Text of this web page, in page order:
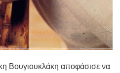
Βουγιουκλάκη αποφάσισε να